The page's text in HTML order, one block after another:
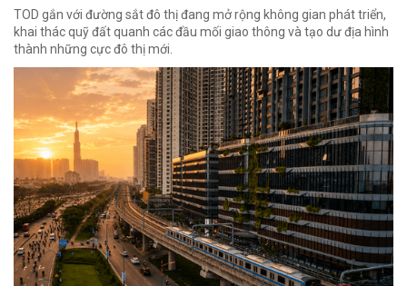
TOD gắn với đường sắt đô thị đang mở rộng không gian phát triển,
khai thác quỹ đất quanh các đầu mối giao thông và tạo dư địa hình
thành những cực đô thị mới.